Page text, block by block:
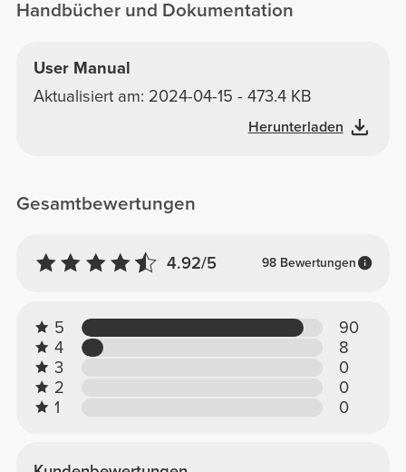
Handbücher und Dokumentation
User Manual
Aktualisiert am: 2024-04-15 - 473.4 KB
Herunterladen
Gesamtbewertungen
4.92/5 98 Bewertungen
5
90
4
8
3
0
2
0
1
0